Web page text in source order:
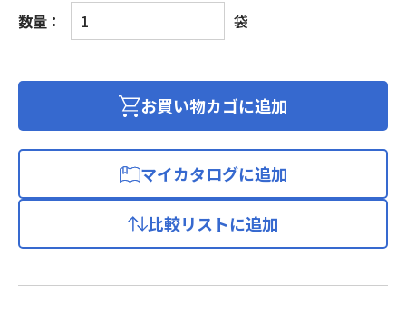
数量：
STP
用
ジ
グ
線
袋
お買い物カゴに追加
マイカタログに追加
比較リストに追加